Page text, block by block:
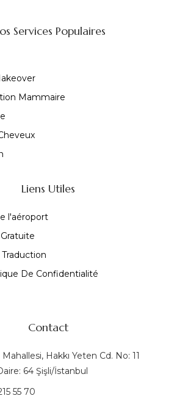
Services Populaires
Mammaire
Liens Utiles
l'aéroport
De Confidentialité
Contact
Hakkı Yeten Cd. No: 11
64 Şişli/İstanbul
55 70